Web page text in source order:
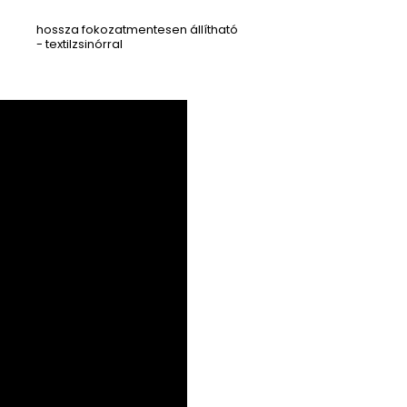
hossza fokozatmentesen állítható
- textilzsinórral